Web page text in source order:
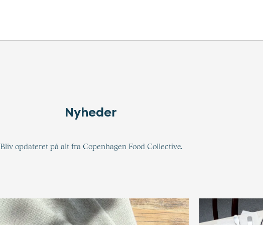
Nyheder
Bliv opdateret på alt fra Copenhagen Food Collective.